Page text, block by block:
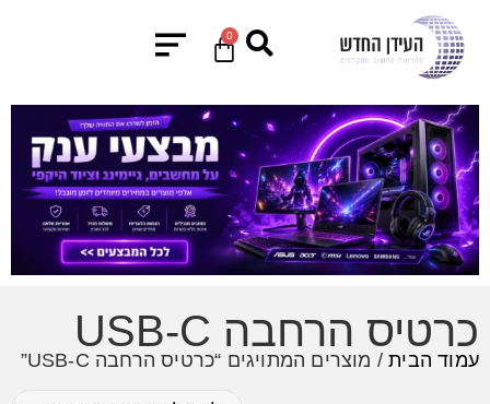
0
כרטיס הרחבה USB-C
עמוד הבית/ מוצרים המתויגים “כרטיס הרחבה USB-C”